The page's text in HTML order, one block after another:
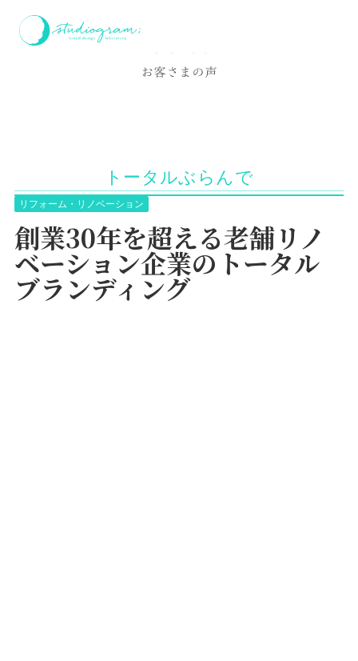
ホーム お客様の声
Voice
お客さまの声
トータルぶらんで
リフォーム・リノベーション
創業30年を超える老舗リノ
ベーション企業のトータル
ブランディング